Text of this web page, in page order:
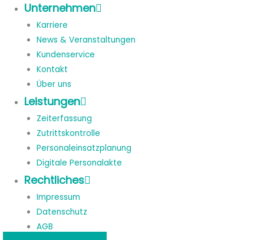
Unternehmen
Karriere
News & Veranstaltungen
Kundenservice
Kontakt
Über uns
Leistungen
Zeiterfassung
Zutrittskontrolle
Personaleinsatzplanung
Digitale Personalakte
Rechtliches
Impressum
Datenschutz
AGB